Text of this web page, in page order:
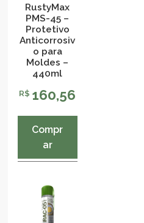
RustyMax
PMS-45 –
Protetivo
Anticorrosiv
o para
Moldes –
440ml
R$ 160,56
Compr
ar